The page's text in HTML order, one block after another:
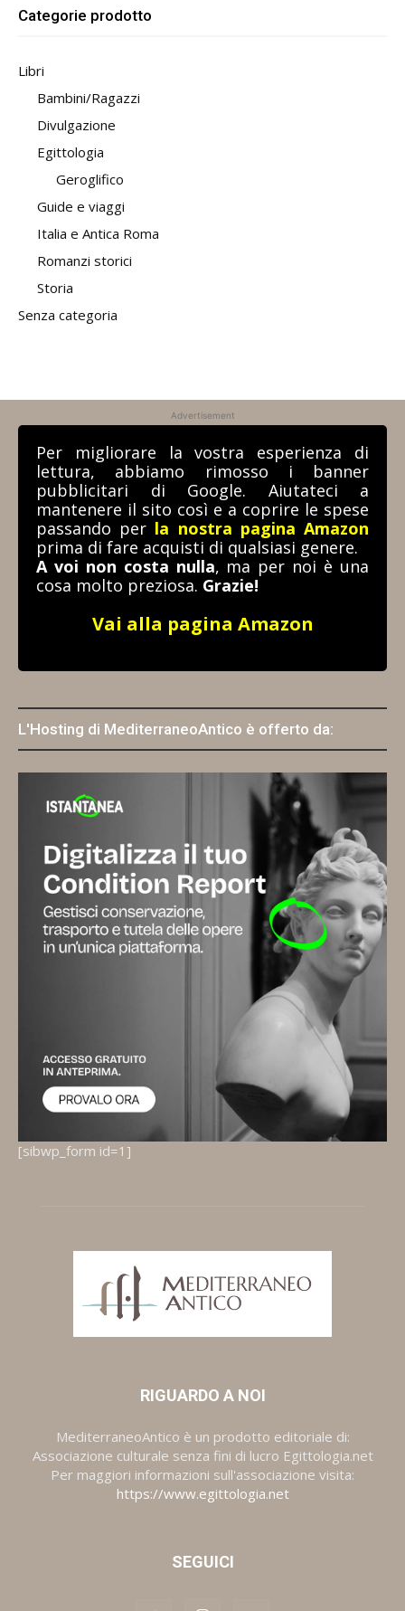
Categorie prodotto
Libri
Bambini/Ragazzi
Divulgazione
Egittologia
Geroglifico
Guide e viaggi
Italia e Antica Roma
Romanzi storici
Storia
Senza categoria
Advertisement
Per migliorare la vostra esperienza di
lettura, abbiamo rimosso i banner
pubblicitari di Google. Aiutateci a
mantenere il sito così e a coprire le spese
passando per la nostra pagina Amazon
prima di fare acquisti di qualsiasi genere.
A voi non costa nulla, ma per noi è una
cosa molto preziosa. Grazie!
Vai alla pagina Amazon
L'Hosting di MediterraneoAntico è offerto da:
[sibwp_form id=1]
RIGUARDO A NOI
MediterraneoAntico è un prodotto editoriale di:
Associazione culturale senza fini di lucro Egittologia.net
Per maggiori informazioni sull'associazione visita:
https://www.egittologia.net
SEGUICI